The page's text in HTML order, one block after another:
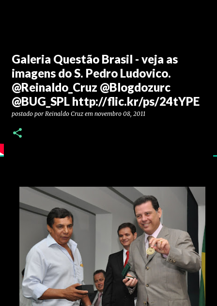
Galeria Questão Brasil - veja as
imagens do S. Pedro Ludovico.
@Reinaldo_Cruz @Blogdozurc
@BUG_SPL http://flic.kr/ps/24tYPE
postado por Reinaldo Cruz em novembro 08, 2011